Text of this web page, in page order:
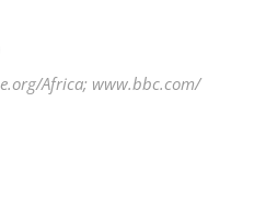
Africa; www.bbc.com/